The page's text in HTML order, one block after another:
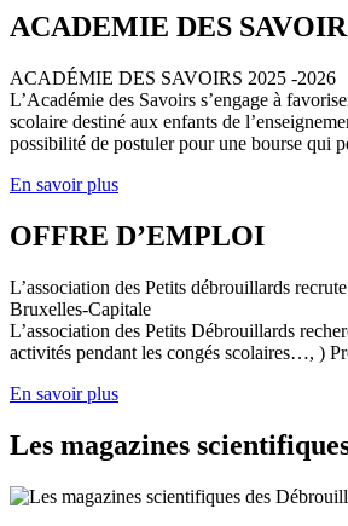
ACADEMIE DES
ACADÉMIE DES SAVOIRS 2025 -2026
L’Académie des Savoirs s’engage à
scolaire destiné aux enfants de
possibilité de postuler pour une bourse qui
En savoir plus
OFFRE D’EMPLOI
L’association des Petits débrouillards
Bruxelles-Capitale
L’association des Petits Débrouillards
activités pendant les congés scolaires…, )
En savoir plus
Les magazines